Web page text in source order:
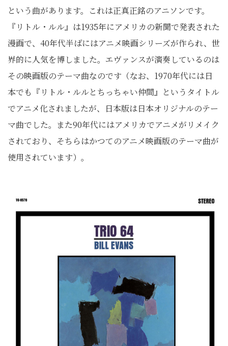
という曲があります。これは正真正銘のアニソンです。
『リトル・ルル』は1935年にアメリカの新聞で発表された
漫画で、40年代半ばにはアニメ映画シリーズが作られ、世
界的に人気を博しました。エヴァンスが演奏しているのは
その映画版のテーマ曲なのです（なお、1970年代には日
本でも『リトル・ルルとちっちゃい仲間』というタイトル
でアニメ化されましたが、日本版は日本オリジナルのテー
マ曲でした。また90年代にはアメリカでアニメがリメイク
されており、そちらはかつてのアニメ映画版のテーマ曲が
使用されています）。